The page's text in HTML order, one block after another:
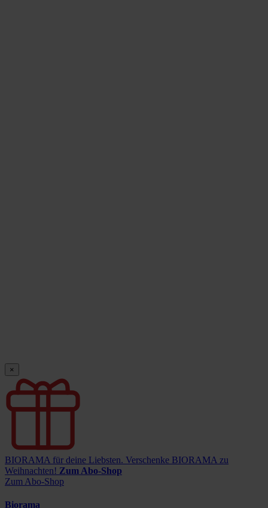
×
BIORAMA für deine Liebsten. Verschenke BIORAMA zu
Weihnachten! Zum Abo-Shop
Zum Abo-Shop
Biorama